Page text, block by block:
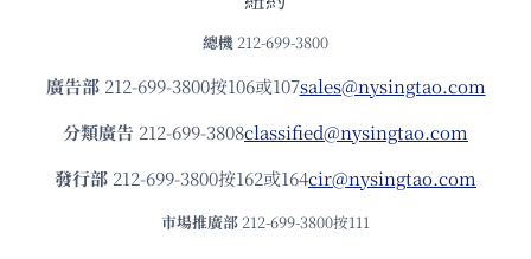
總機 212-699-3800
廣告部212-699-3800按106或107sales@nysingtao.com
分類廣告 212-699-3808classified@nysingtao.com
發⾏部 212-699-3800按162或164cir@nysingtao.com
市場推廣部 212-699-3800按111